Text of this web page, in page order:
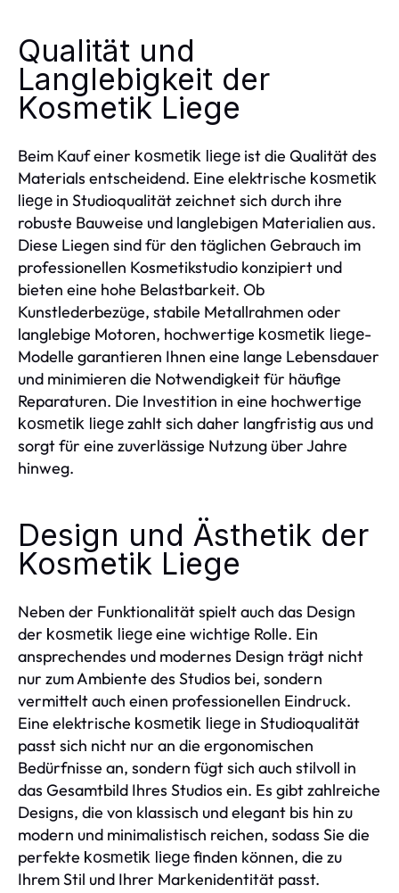
Qualität und
Langlebigkeit der
Kosmetik Liege
Beim Kauf einer kosmetik liege ist die Qualität des
Materials entscheidend. Eine elektrische kosmetik
liege in Studioqualität zeichnet sich durch ihre
robuste Bauweise und langlebigen Materialien aus.
Diese Liegen sind für den täglichen Gebrauch im
professionellen Kosmetikstudio konzipiert und
bieten eine hohe Belastbarkeit. Ob
Kunstlederbezüge, stabile Metallrahmen oder
langlebige Motoren, hochwertige kosmetik liege-
Modelle garantieren Ihnen eine lange Lebensdauer
und minimieren die Notwendigkeit für häufige
Reparaturen. Die Investition in eine hochwertige
kosmetik liegezahlt sich daher langfristig aus und
sorgt für eine zuverlässige Nutzung über Jahre
hinweg.
Design und Ästhetik der
Kosmetik Liege
Neben der Funktionalität spielt auch das Design
der kosmetik liegeeine wichtige Rolle. Ein
ansprechendes und modernes Design trägt nicht
nur zum Ambiente des Studios bei, sondern
vermittelt auch einen professionellen Eindruck.
Eine elektrische kosmetik liege in Studioqualität
passt sich nicht nur an die ergonomischen
Bedürfnisse an, sondern fügt sich auch stilvoll in
das Gesamtbild Ihres Studios ein. Es gibt zahlreiche
Designs, die von klassisch und elegant bis hin zu
modern und minimalistisch reichen, sodass Sie die
perfekte kosmetik liegefinden können, die zu
Ihrem Stil und Ihrer Markenidentität passt.